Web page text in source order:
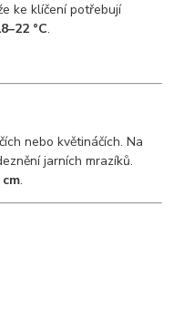
ke klíčení potřebují
°C.
nebo květináčích. Na
jarních mrazíků.
.